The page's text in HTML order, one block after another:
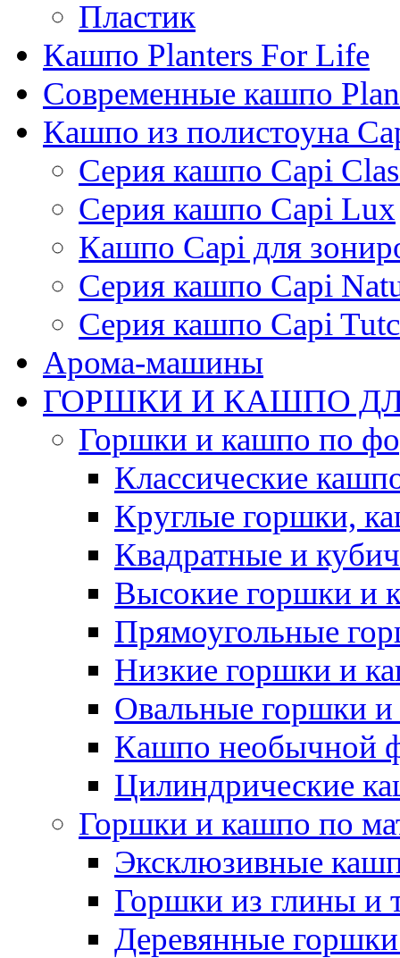
Пластик
Кашпо Planters For Life
Современные кашпо
Кашпо из полистоуна
Серия кашпо Capi
Серия кашпо Capi Lux
Кашпо Capi для
Серия кашпо Capi
Серия кашпо Capi
Арома-машины
ГОРШКИ И КАШПО
Горшки и кашпо по
Классические
Круглые горшки,
Квадратные и
Высокие горшки и
Прямоугольные
Низкие горшки и
Овальные горшки
Кашпо необычной
Цилиндрические
Горшки и кашпо по
Эксклюзивные
Горшки из глины и
Деревянные